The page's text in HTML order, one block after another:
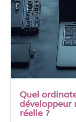
Quel
développeur
réelle ?